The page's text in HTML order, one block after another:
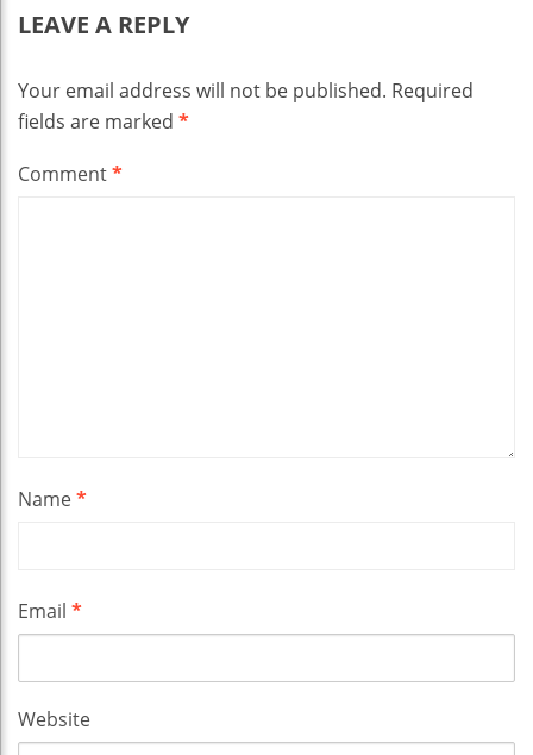
LEAVE A REPLY
Your email address will not be published. Required
fields are marked *
Comment*
Name*
Email *
Website